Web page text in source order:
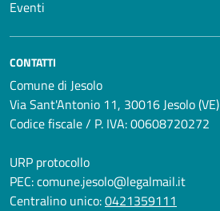
Eventi
CONTATTI
Comune di Jesolo
Via Sant'Antonio 11, 30016 Jesolo (VE)
Codice fiscale / P. IVA: 00608720272
URP protocollo
PEC:comune.jesolo@legalmail.it
Centralino unico:0421359111